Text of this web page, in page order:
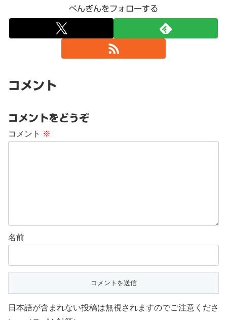
ぺんぎんをフォローする
コメント
コメントをどうぞ
コメント ※
名前
日本語が含まれない投稿は無視されますのでご注意くださ